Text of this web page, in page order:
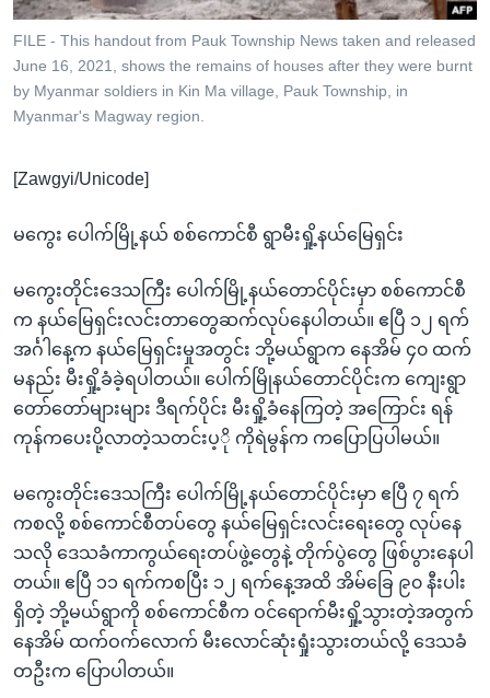
ကျော်
ကြည့်
ရန်
ရှာဖွေ
သို့
ရန်
ဘာသာစကားများ
FILE - This handout from Pauk Township News taken and released
June 16, 2021, shows the remains of houses after they were burnt
by Myanmar soldiers in Kin Ma village, Pauk Township, in
Myanmar's Magway region.
[Zawgyi/Unicode]
မကွေး ပေါက်မြို့နယ် စစ်ကောင်စီ ရွာမီးရှို့နယ်မြေရှင်း
မကွေးတိုင်းဒေသကြီး ပေါက်မြို့နယ်တောင်ပိုင်းမှာ စစ်ကောင်စီ
က နယ်မြေရှင်းလင်းတာတွေဆက်လုပ်နေပါတယ်။ ဧပြီ ၁၂ ရက်
အင်္ဂါနေ့က နယ်မြေရှင်းမှုအတွင်း ဘို့မယ်ရွာက နေအိမ် ၄၀ ထက်
မနည်း မီးရှို့ခံခဲ့ရပါတယ်။ ပေါက်မြိုနယ်တောင်ပိုင်းက ကျေးရွာ
တော်တော်များများ ဒီရက်ပိုင်း မီးရှို့ခံနေကြတဲ့ အကြောင်း ရန်
ကုန်ကပေးပို့လာတဲ့သတင်းပ့ို ကိုရဲမွန်က ကပြောပြပါမယ်။
မကွေးတိုင်းဒေသကြီး ပေါက်မြို့နယ်တောင်ပိုင်းမှာ ဧပြီ ၇ ရက်
ကစလို့ စစ်ကောင်စီတပ်တွေ နယ်မြေရှင်းလင်းရေးတွေ လုပ်နေ
သလို ဒေသခံကာကွယ်ရေးတပ်ဖွဲ့တွေနဲ့ တိုက်ပွဲတွေ ဖြစ်ပွားနေပါ
တယ်။ ဧပြီ ၁၁ ရက်ကစပြီး ၁၂ ရက်နေ့အထိ အိမ်ခြေ ၉၀ နီးပါး
ရှိတဲ့ ဘို့မယ်ရွာကို စစ်ကောင်စီက ဝင်ရောက်မီးရှို့သွားတဲ့အတွက်
နေအိမ် ထက်ဝက်လောက် မီးလောင်ဆုံးရှုံးသွားတယ်လို့ ဒေသခံ
တဦးက ပြောပါတယ်။